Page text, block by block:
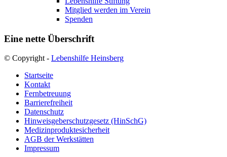
Mitglied werden im Verein
Spenden
Eine nette Überschrift
© Copyright - Lebenshilfe Heinsberg
Startseite
Kontakt
Fernbetreuung
Barrierefreiheit
Datenschutz
Hinweisgeberschutzgesetz (HinSchG)
Medizinproduktesicherheit
AGB der Werkstätten
Impressum